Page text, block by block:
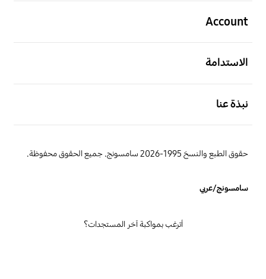
Account
الاستدامة
نبذة عنا
حقوق الطبع والنسخ 1995-2026 سامسونج. جميع الحقوق محفوظة.
سامسونج/عربي
أترغب بمواكبة آخر المستجدات؟